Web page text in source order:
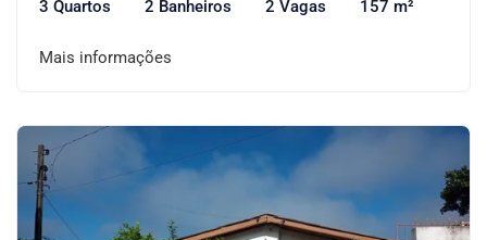
3 Quartos 2 Banheiros 2 Vagas 157 m²
Mais informações